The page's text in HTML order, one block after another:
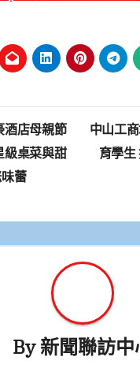
酒店母親節
級桌菜與甜
蕾
中山工
育學
By新聞聯訪中